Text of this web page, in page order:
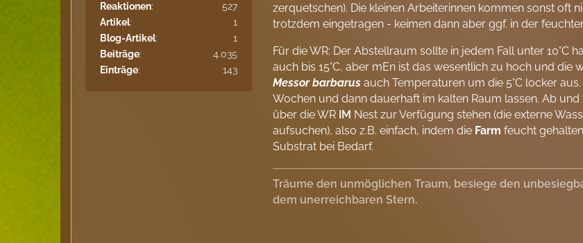
Reaktionen
527
Artikel
1
Blog-Artikel
1
Beiträge
4.035
Einträge
143
zerquetschen). Die kleinen Arbeiterinnen kommen sonst oft
trotzdem eingetragen - keimen dann aber ggf. in der
Für die WR: Der Abstellraum sollte in jedem Fall unter 10°C
auch bis 15°C, aber mEn ist das wesentlich zu hoch und die
Messor barbarus auch Temperaturen um die 5°C locker
Wochen und dann dauerhaft im kalten Raum lassen. Ab
über die WR IM Nest zur Verfügung stehen (die externe
aufsuchen), also z.B. einfach, indem die Farm feucht
Substrat bei Bedarf.
Träume den unmöglichen Traum, besiege den
dem unerreichbaren Stern.